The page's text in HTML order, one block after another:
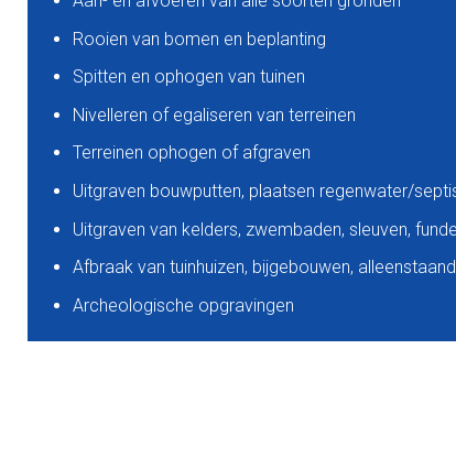
Rooien van bomen en beplanting
Spitten en ophogen van tuinen
Nivelleren of egaliseren van terreinen
Terreinen ophogen of afgraven
Uitgraven bouwputten, plaatsen regenwater/
Uitgraven van kelders, zwembaden, sleuven,
Afbraak van tuinhuizen, bijgebouwen,
Archeologische opgravingen